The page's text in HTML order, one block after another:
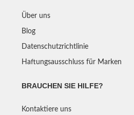
Über uns
Blog
Datenschutzrichtlinie
Haftungsausschluss für Marken
BRAUCHEN SIE HILFE?
Kontaktiere uns